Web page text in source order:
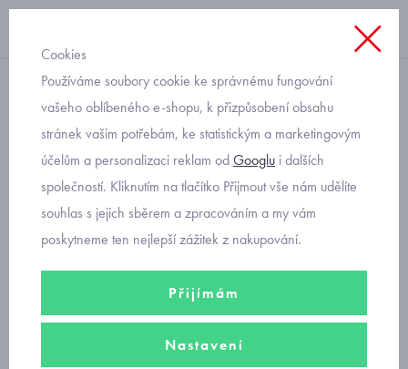
Kojenecké pro chlapečky
kojenecké bundy, vesty
V nabídce kojeneckézimní bundy ajarní bundy Mayoral
softshellovébundy a vesty Fantom pro chlapečky do velikosti 86.
kojenecké zimní bundy
Cookies
Používáme soubory cookie ke správnému fungování
vašeho oblíbeného e-shopu, k přizpůsobení obsahu
stránek vašim potřebám, ke statistickým a marketingovým
účelům a personalizaci reklam odGooglu i dalších
společností. Kliknutím na tlačítko Přijmout vše nám udělíte
souhlas s jejich sběrem a zpracováním a my vám
poskytneme ten nejlepší zážitek z nakupování.
Přijímám
Nastavení